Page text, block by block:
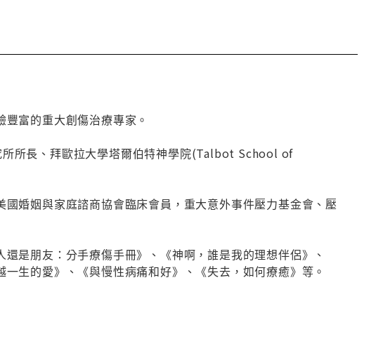
富的重大創傷治療專家。
所長、拜歐拉大學塔爾伯特神學院(Talbot School of
婚姻與家庭諮商協會臨床會員，重大意外事件壓力基金會、壓
是朋友：分手療傷手冊》、《神啊，誰是我的理想伴侶》、
生的愛》、《與慢性病痛和好》、《失去，如何療癒》等。